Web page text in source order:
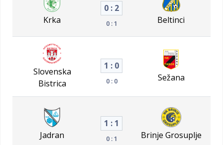
Krka
0 : 2
0 : 1 Beltinci
Slovenska
Bistrica
1 : 0
0 : 0 Sežana
Jadran
1 : 1
0 : 1 Brinje Grosuplje